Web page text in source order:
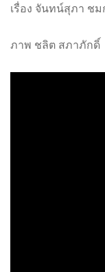
เรื่อง จันทน์สุภา ชม
ภาพ ชลิต สภาภักดิ์